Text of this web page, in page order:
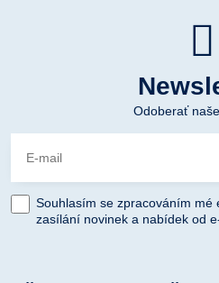
Odoberať
Souhlasím se zpracováním mé
zasílání novinek a nabídek od